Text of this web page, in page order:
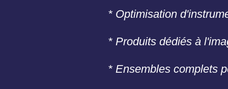
* Optimisation
* Produits dédiés à
* Ensembles complets